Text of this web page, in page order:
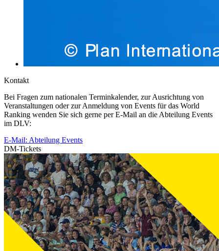
Kontakt
Bei Fragen zum nationalen Terminkalender, zur Ausrichtung von
Veranstaltungen oder zur Anmeldung von Events für das World
Ranking wenden Sie sich gerne per E-Mail an die Abteilung Events
im DLV:
E-Mail: Abteilung Events
DM-Tickets